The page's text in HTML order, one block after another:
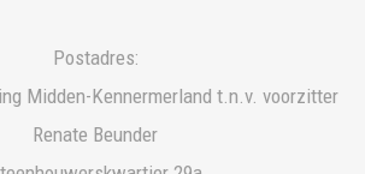
Postadres:
Midden-Kennermerland t.n.v. voorzitter
Renate Beunder